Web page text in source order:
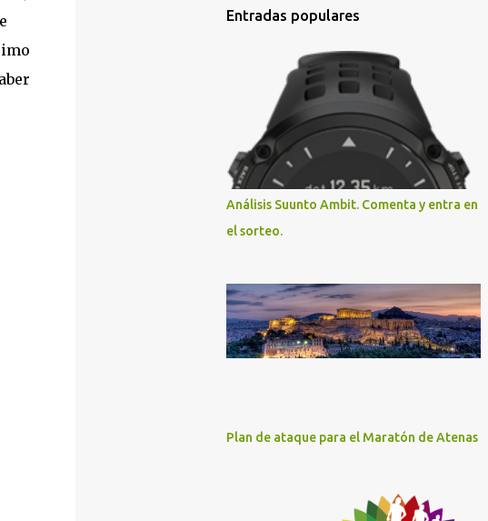
Entradas populares
Análisis Suunto Ambit. Comenta y entra en
el sorteo.
Plan de ataque para el Maratón de Atenas